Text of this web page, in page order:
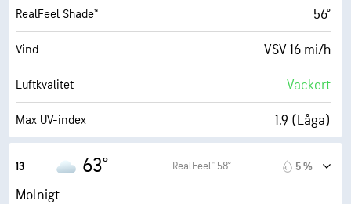
Daggpunkt 46° F
AccuLumen Brightness Index™ 3 (Grått)
Molntäcke 89 %
Sikt 10 eng. mil
RealFeel Shade™ 56°
Vind VSV 16 mi/h
Luftkvalitet Vackert
Max UV-index 1.9 (Låga)
Fuktighet
13 63° RealFeel® 58° 5 %
Molnigt